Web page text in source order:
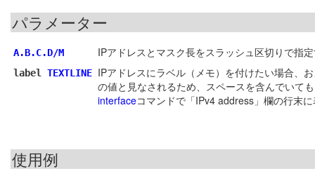
パラメーター
A.B.C.D/M IPアドレスとマスク長をスラッシュ区切りで指
label TEXTLINE IPアドレスにラベル（メモ）を付けたい場合、
の値と見なされるため、スペースを含んでいて
interfaceコマンドで「IPv4 address」欄の行末
使用例